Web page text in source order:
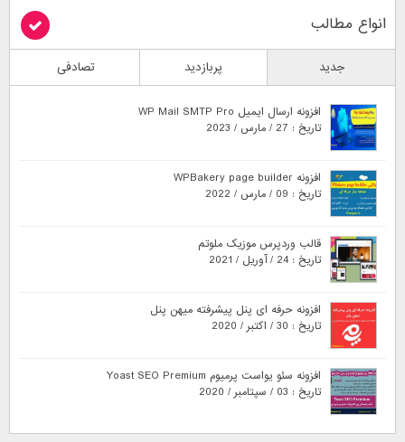
انواع مطالب
جدید پربازدید تصادفی
افزونه ارسال ایمیل WP Mail SMTP Pro
تاریخ : 27 / مارس / 2023
افزونه WPBakery page builder
تاریخ : 09 / مارس / 2022
قالب وردپرس موزیک ملوتم
تاریخ : 24 / آوریل / 2021
افزونه حرفه ای پنل پیشرفته میهن پنل
تاریخ : 30 / اکتبر / 2020
افزونه سئو یواست پرمیوم Yoast SEO Premium
تاریخ : 03 / سپتامبر / 2020